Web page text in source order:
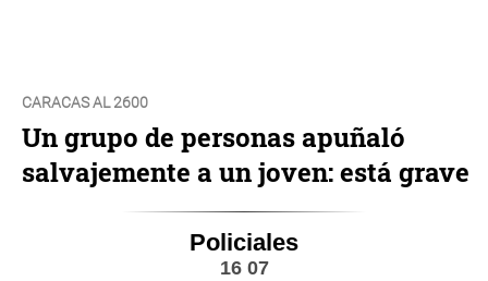
CARACAS AL 2600
Un grupo de personas apuñaló
salvajemente a un joven: está grave
Policiales
16 07